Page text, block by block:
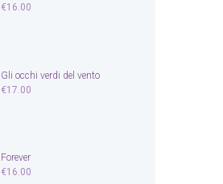
€16.00
Gli occhi verdi del vento
€17.00
Forever
€16.00